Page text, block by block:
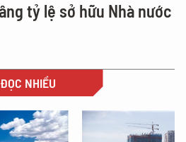
tỷ lệ sở hữu Nhà nước
ĐỌC NHIỀU